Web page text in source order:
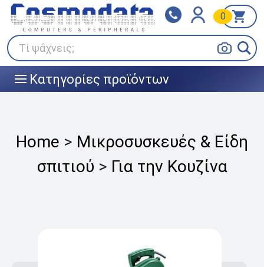
Τί ψάχνεις;
0
||| Κατηγορίες προϊόντων
Klarna
Πληρώστε σε 3
άτοκες δόσεις
BOX NOW
Home > Μικροσυσκευές & Είδη
σπιτιού > Για την Κουζίνα